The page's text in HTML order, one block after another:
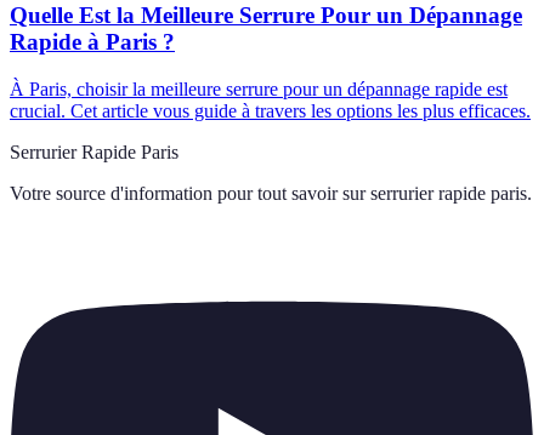
Quelle Est la Meilleure Serrure Pour un Dépannage
Rapide à Paris ?
À Paris, choisir la meilleure serrure pour un dépannage rapide est
crucial. Cet article vous guide à travers les options les plus efficaces.
Serrurier Rapide Paris
Votre source d'information pour tout savoir sur serrurier rapide paris.